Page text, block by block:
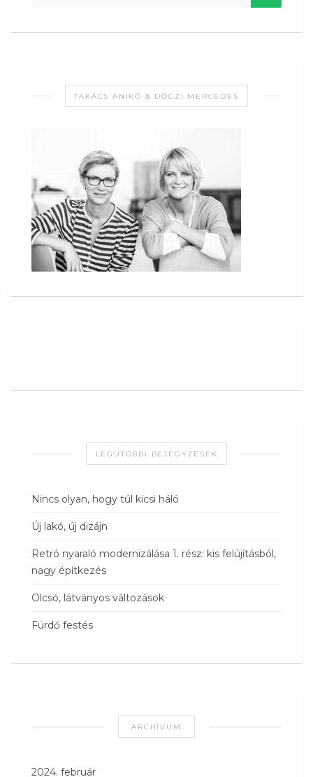
TAKÁCS ANIKÓ & DÓCZI MERCEDES
LEGUTÓBBI BEJEGYZÉSEK
Nincs olyan, hogy túl kicsi háló
Új lakó, új dizájn
Retró nyaraló modernizálása 1. rész: kis felújításból,
nagy építkezés
Olcsó, látványos változások
Fürdő festés
ARCHÍVUM
2024. február